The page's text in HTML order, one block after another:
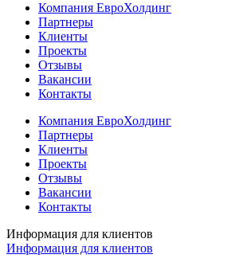
Компания ЕвроХолдинг
Партнеры
Клиенты
Проекты
Отзывы
Вакансии
Контакты
Компания ЕвроХолдинг
Партнеры
Клиенты
Проекты
Отзывы
Вакансии
Контакты
Информация для клиентов
Информация для клиентов